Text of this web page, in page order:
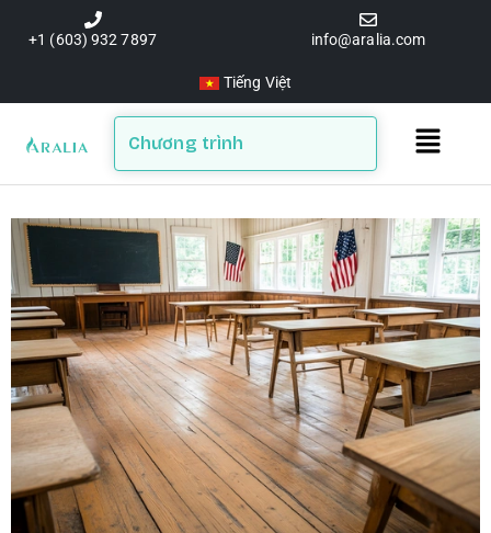
+1 (603) 932 7897 info@aralia.com
Tiếng Việt
Chương trình
Main